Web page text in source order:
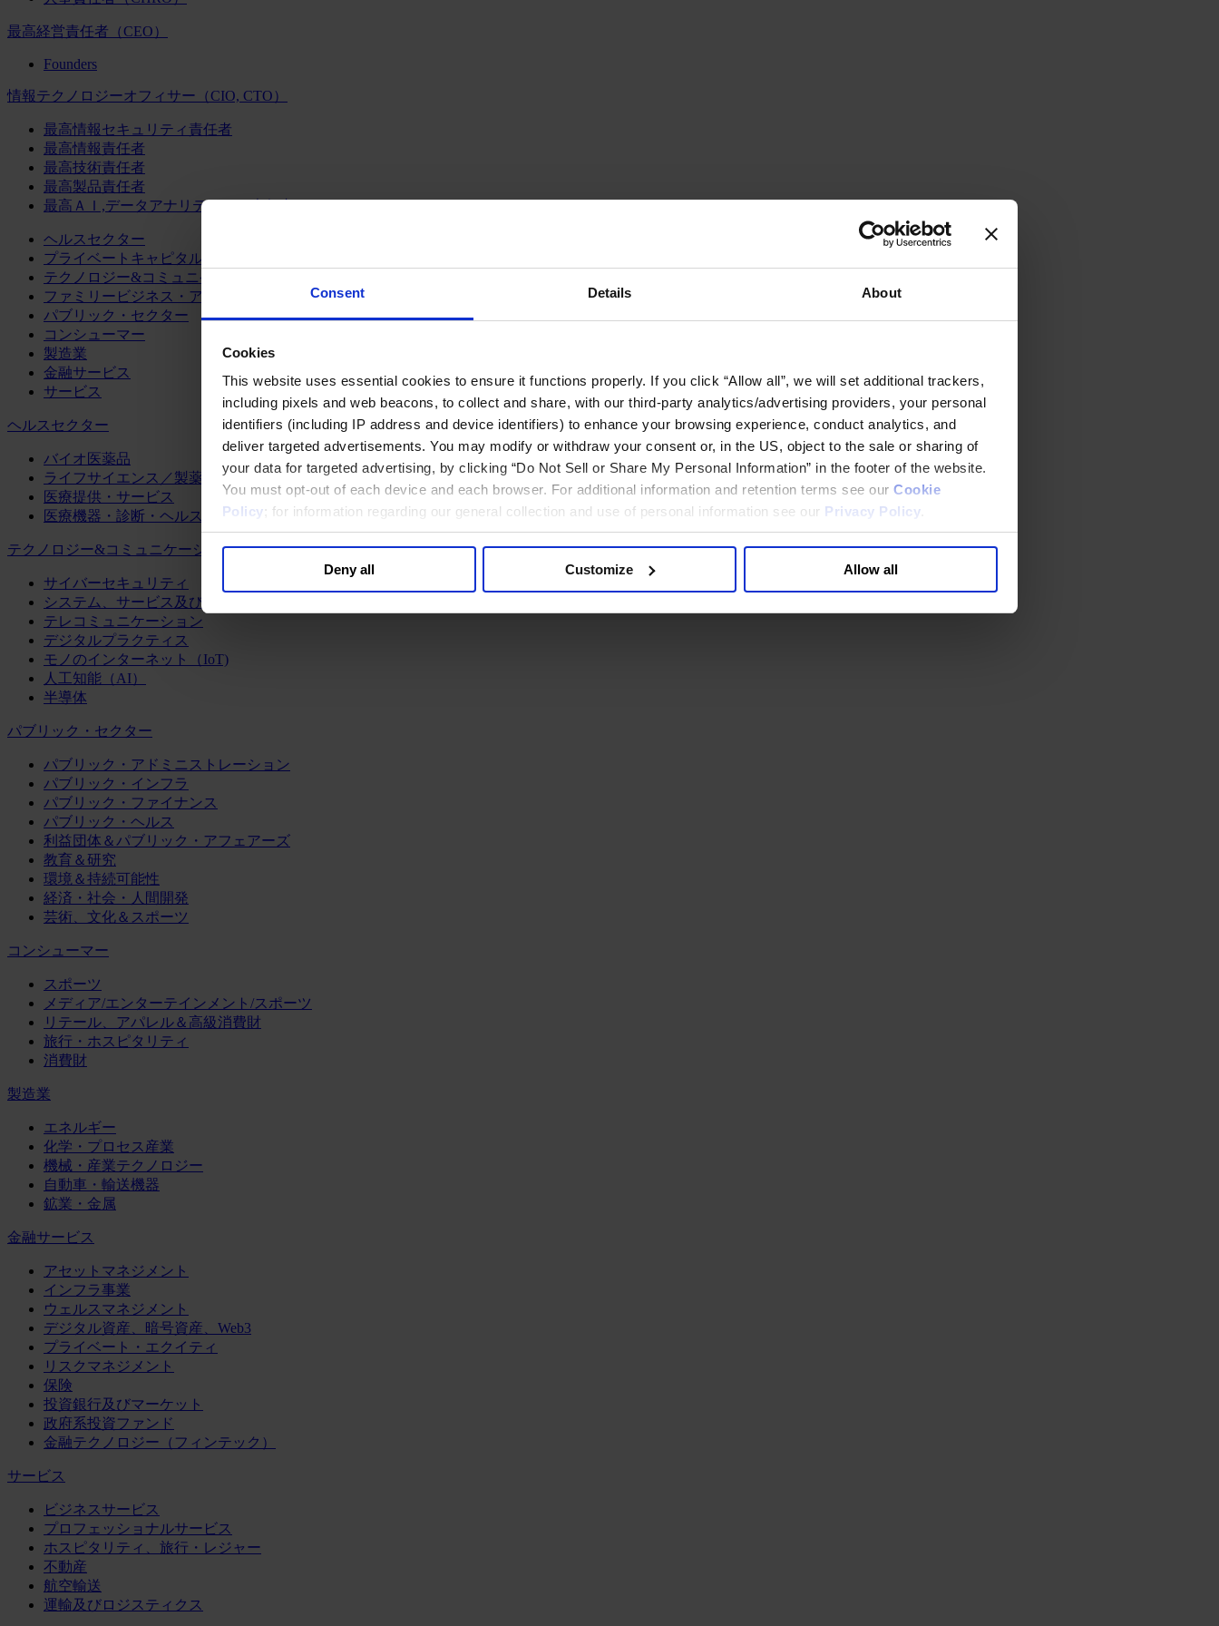
Consent Details About
Cookies
This website uses essential cookies to ensure it functions properly. If you click “Allow all”, we will set additional trackers,
including pixels and web beacons, to collect and share, with our third-party analytics/advertising providers, your personal
identifiers (including IP address and device identifiers) to enhance your browsing experience, conduct analytics, and
deliver targeted advertisements. You may modify or withdraw your consent or, in the US, object to the sale or sharing of
your data for targeted advertising, by clicking “Do Not Sell or Share My Personal Information” in the footer of the website.
You must opt-out of each device and each browser. For additional information and retention terms see our Cookie
Policy; for information regarding our general collection and use of personal information see our Privacy Policy
Deny all Customize Allow all
最高経営責任者（CEO）
Founders
情報テクノロジーオフィサー（CIO, CTO）
最高情報セキュリティ責任者
最高情報責任者
最高技術責任者
最高製品責任者
最高ＡＩ,データアナリティクス責任者
ヘルスセクター
プライベートキャピタル
テクノロジー&コミュニケーション
ファミリービジネス・アドバイザリー
パブリック・セクター
コンシューマー
製造業
金融サービス
サービス
ヘルスセクター
バイオ医薬品
ライフサイエンス／製薬
医療提供・サービス
医療機器・診断・ヘルスケアテクノロジー
テクノロジー&コミュニケーション
サイバーセキュリティ
システム、サービス及びソフトウェア
テレコミュニケーション
デジタルプラクティス
モノのインターネット（IoT)
人工知能（AI）
半導体
パブリック・セクター
パブリック・アドミニストレーション
パブリック・インフラ
パブリック・ファイナンス
パブリック・ヘルス
利益団体＆パブリック・アフェアーズ
教育＆研究
環境＆持続可能性
経済・社会・人間開発
芸術、文化＆スポーツ
コンシューマー
スポーツ
メディア/エンターテインメント/スポーツ
リテール、アパレル＆高級消費財
旅行・ホスピタリティ
消費財
製造業
エネルギー
化学・プロセス産業
機械・産業テクノロジー
自動車・輸送機器
鉱業・金属
金融サービス
アセットマネジメント
インフラ事業
ウェルスマネジメント
デジタル資産、暗号資産、Web3
プライベート・エクイティ
リスクマネジメント
保険
投資銀行及びマーケット
政府系投資ファンド
金融テクノロジー（フィンテック）
サービス
ビジネスサービス
プロフェッショナルサービス
ホスピタリティ、旅行・レジャー
不動産
航空輸送
運輸及びロジスティクス